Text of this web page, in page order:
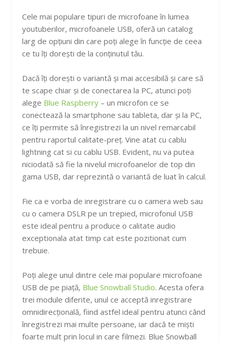
Cele mai populare tipuri de microfoane în lumea
youtuberilor, microfoanele USB, oferă un catalog
larg de opțiuni din care poți alege în funcție de ceea
ce tu îți dorești de la conținutul tău.
Dacă îți dorești o variantă și mai accesibilă și care să
te scape chiar și de conectarea la PC, atunci poți
alege Blue Raspberry– un microfon ce se
conectează la smartphone sau tableta, dar și la PC,
ce îți permite să înregistrezi la un nivel remarcabil
pentru raportul calitate-preț. Vine atat cu cablu
lightning cat si cu cablu USB. Evident, nu va putea
niciodată să fie la nivelul microfoanelor de top din
gama USB, dar reprezintă o variantă de luat în calcul.
Fie ca e vorba de inregistrare cu o camera web sau
cu o camera DSLR pe un trepied, microfonul USB
este ideal pentru a produce o calitate audio
exceptionala atat timp cat este pozitionat cum
trebuie.
Poți alege unul dintre cele mai populare microfoane
USB de pe piață, Blue Snowball Studio. Acesta ofera
trei module diferite, unul ce acceptă inregistrare
omnidirecțională, fiind astfel ideal pentru atunci când
înregistrezi mai multe persoane, iar dacă te miști
foarte mult prin locul in care filmezi. Blue Snowball